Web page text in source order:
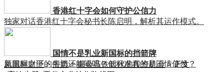
香港红十字会如何守护公信力
独家对话香港红十字会秘书长陈启明，解析其运作模式。
国情不是乳业新国标的挡箭牌
新国标之下的牛奶还能喝吗？低标准真的是国情使然？
凤凰网财经>股票>掘金高铁时代的投资机会> 正文